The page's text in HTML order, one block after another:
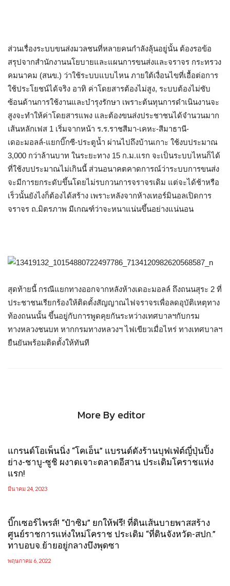
ส่วนเรื่องระบบขนส่งมวลชนที่หลายคนกำลังลุ้นอยู่นั้น ต้องรอข้อ
สรุปจากสำนักงานนโยบายและแผนการขนส่งและจราจร กระทรวง
คมนาคม (สนข.) ว่าใช้ระบบแบบไหน ภายใต้เงื่อนไขที่เอื้อต่อการ
ใช้ประโยชน์ได้จริง อาทิ ค่าโดยสารต้องไม่สูง, ระบบต้องไม่ซับ
ซ้อนด้านการใช้งานและบำรุงรักษา เพราะต้นทุนการดำเนินงานจะ
สูงจะทำให้ค่าโดยสารแพง และต้องขนส่งประชาชนได้จำนวนมาก
เส้นหลักเฟส 1 เริ่มจากหน้า ร.ร.ราชสีมา-เคหะ-สีมาธานี-
เดอะมอลล์-แยกบิ๊กซี-ประตูน้ำ ผ่านไปถึงบ้านเกาะ ใช้งบประมาณ
3,000 กว่าล้านบาท ในระยะทาง 15 ก.ม.แรก จะเป็นระบบไหนก็ได้
ที่ใช้งบประมาณไม่เกินนี้ ส่วนอนาคตคาดการณ์ว่าระบบการขนส่ง
จะมีการยกระดับขึ้นโดยไม่รบกวนการจราจรเดิม แต่จะได้ช้าหรือ
เร็วนั้นยังไงก็ต้องได้สร้าง เพราะหลังจากห้างเทอร์มินอลเปิดการ
จราจร ถ.มิตรภาพ มีเกณฑ์ว่าจะหนาแน่นขึ้นอย่างแน่นอน
สุดท้ายนี้ กรณีแยกทางออกจากหลังห้างเดอะมอลล์ ถึงถนนสุระ 2 ที่
ประชาชนเรียกร้องให้ติดตั้งสัญญาณไฟจราจรเพื่อลดอุบัติเหตุทาง
ท้องถนนนั้น ขึ้นอยู่กับการพูดคุยกันระหว่างเทศบาลฯกับกรม
ทางหลวงชนบท หากกรมทางหลวงฯ ไฟเขียวเมื่อไหร่ ทางเทศบาลฯ
ยืนยันพร้อมติดตั้งให้ทันที
More By editor
แกรนด์โอเพ็นนิ่ง “โคเอ็น” แบรนด์ดังร้านบุฟเฟ่ต์ญี่ปุ่นปิ้ง
ย่าง-ชาบู-ซูชิ ผงาดเจาะตลาดอีสาน ประเดิมโคราชแห่ง
แรก!
มีนาคม 24, 2023
บิ๊กเซอร์ไพรส์! “ป๋าซิม” ยกให้ฟรี! ที่ดินเส้นบายพาสสร้าง
ศูนย์ราชการแห่งใหม่โคราช ประเดิม “ที่ดินจังหวัด-สปก.”
ทาบอบจ.ย้ายอยู่กลางบึงพุดซา
พฤษภาคม 6, 2022